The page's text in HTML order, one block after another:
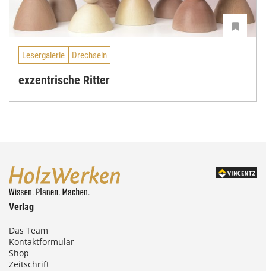
Lesergalerie Drechseln
exzentrische Ritter
Verlag
Das Team
Kontaktformular
Shop
Zeitschrift